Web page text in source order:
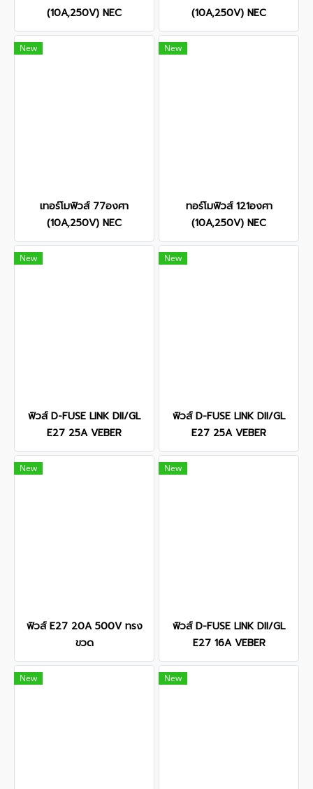
(10A,250V) NEC
(10A,250V) NEC
New
เทอร์โมฟิวส์ 77องศา
(10A,250V) NEC
New
ทอร์โมฟิวส์ 121องศา
(10A,250V) NEC
New
ฟิวส์ D-FUSE LINK DII/GL
E27 25A VEBER
New
ฟิวส์ D-FUSE LINK DII/GL
E27 25A VEBER
New
ฟิวส์ E27 20A 500V ทรง
ขวด
New
ฟิวส์ D-FUSE LINK DII/GL
E27 16A VEBER
New New